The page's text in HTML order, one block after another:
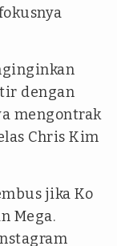
dengan
mengontrak
Chris Kim
jika Ko
Mega.